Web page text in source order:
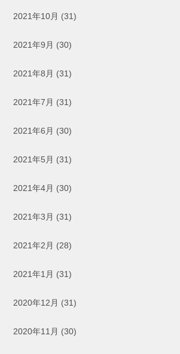
2021年10月 (31)
2021年9月 (30)
2021年8月 (31)
2021年7月 (31)
2021年6月 (30)
2021年5月 (31)
2021年4月 (30)
2021年3月 (31)
2021年2月 (28)
2021年1月 (31)
2020年12月 (31)
2020年11月 (30)